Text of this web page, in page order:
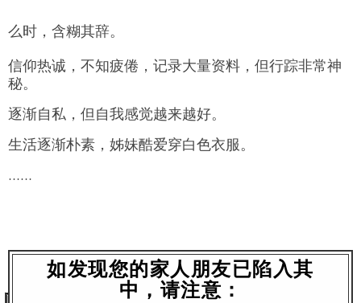
么时，含糊其辞。
信仰热诚，不知疲倦，记录大量资料，但行踪非常神
秘。
逐渐自私，但自我感觉越来越好。
生活逐渐朴素，姊妹酷爱穿白色衣服。
……
如发现您的家人朋友已陷入其
中，请注意：